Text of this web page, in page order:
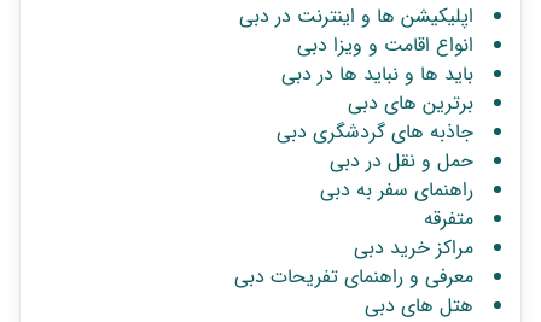
اپلیکیشن ها و اینترنت در دبی
انواع اقامت و ویزا دبی
باید ها و نباید ها در دبی
برترین های دبی
جاذبه های گردشگری دبی
حمل و نقل در دبی
راهنمای سفر به دبی
متفرقه
مراکز خرید دبی
معرفی و راهنمای تفریحات دبی
هتل های دبی